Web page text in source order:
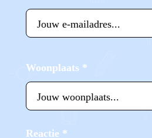
Woonplaats *
Reactie *